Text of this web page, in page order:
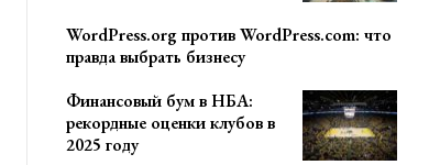
WordPress.org против WordPress.com: что
правда выбрать бизнесу
Финансовый бум в НБА:
рекордные оценки клубов в
2025 году